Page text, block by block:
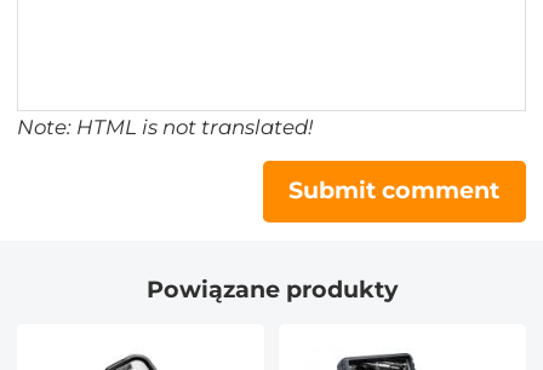
Note: HTML is not translated!
Submit comment
Powiązane produkty